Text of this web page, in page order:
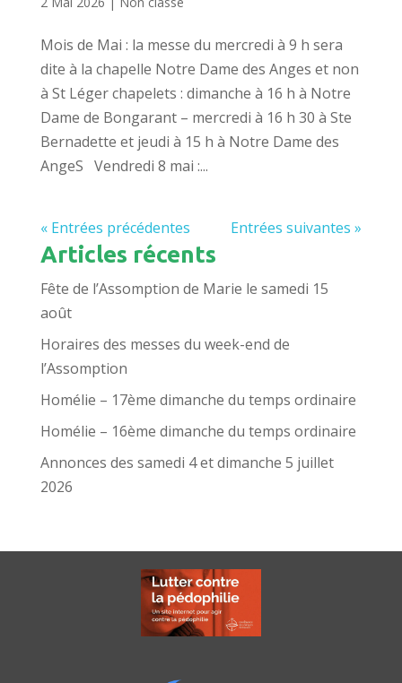
Mois de Mai : la messe du mercredi à 9 h sera
dite à la chapelle Notre Dame des Anges et non
à St Léger chapelets : dimanche à 16 h à Notre
Dame de Bongarant – mercredi à 16 h 30 à Ste
Bernadette et jeudi à 15 h à Notre Dame des
AngeS Vendredi 8 mai :...
« Entrées précédentes Entrées suivantes »
Articles récents
Fête de l’Assomption de Marie le samedi 15
août
Horaires des messes du week-end de
l’Assomption
Homélie – 17ème dimanche du temps ordinaire
Homélie – 16ème dimanche du temps ordinaire
Annonces des samedi 4 et dimanche 5 juillet
2026